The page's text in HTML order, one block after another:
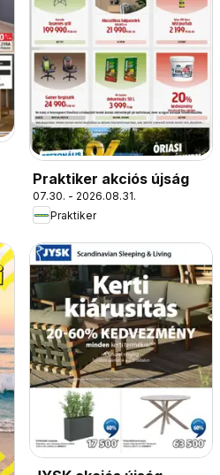
Praktiker akciós újság
07.30. - 2026.08.31.
Praktiker